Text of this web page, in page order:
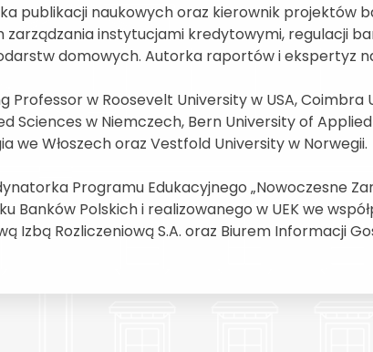
publikacji naukowych oraz kierownik projektów
zarządzania instytucjami kredytowymi, regulacji
domowych. Autorka raportów i ekspertyz
Professor w Roosevelt University w USA,
Sciences w Niemczech, Bern University of
we Włoszech oraz Vestfold University w Norwegii.
Programu Edukacyjnego „Nowoczesne
Banków Polskich i realizowanego w UEK we
Izbą Rozliczeniową S.A. oraz Biurem Informacji